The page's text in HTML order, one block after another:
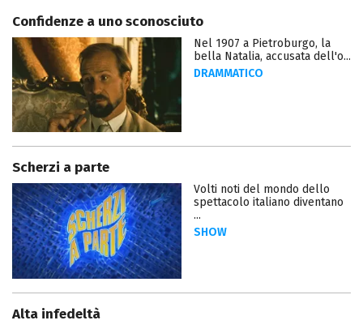
Confidenze a uno sconosciuto
Nel 1907 a Pietroburgo, la
bella Natalia, accusata dell'o...
DRAMMATICO
Scherzi a parte
Volti noti del mondo dello
spettacolo italiano diventano
...
SHOW
Alta infedeltà